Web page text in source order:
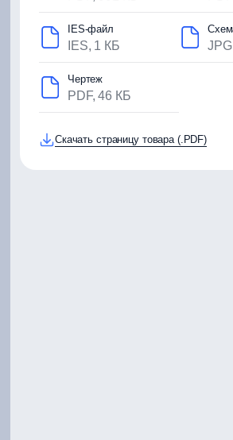
IES-файл
IES, 1 КБ
Чертеж
PDF, 46 КБ
Скачать страницу товара (.PDF)